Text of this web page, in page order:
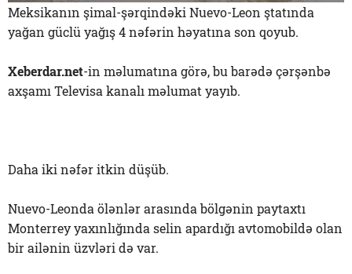
Meksikanın şimal-şərqindəki Nuevo-Leon ştatında
yağan güclü yağış 4 nəfərin həyatına son qoyub.
Xeberdar.net-in məlumatına görə, bu barədə çərşənbə
axşamı Televisa kanalı məlumat yayıb.
Daha iki nəfər itkin düşüb.
Nuevo-Leonda ölənlər arasında bölgənin paytaxtı
Monterrey yaxınlığında selin apardığı avtomobildə olan
bir ailənin üzvləri də var.